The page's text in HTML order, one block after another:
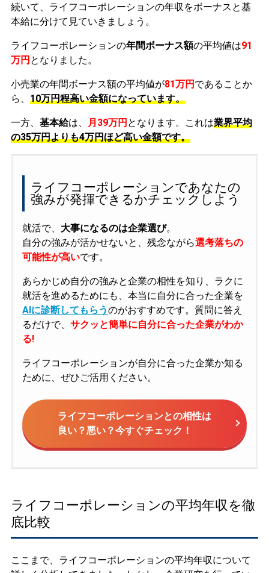
続いて、ライフコーポレーションの年収をボーナスと基
本給に分けて見ていきましょう。
ライフコーポレーションの年間ボーナス額の平均値は91
万円 となりました。
小売業の年間ボーナス額の平均値が81万円 であることか
ら、 10万円程高い金額になっています。
一方、 基本給は、 月39万円 となります。これは業界平均
の35万円よりも4万円ほど高い金額です。
ライフコーポレーションであなたの
強みが発揮できるかチェックしよう
就活で、 大事になるのは企業選び。
自分の強みが活かせないと、残念ながら選考落ちの
可能性が高いです。
あらかじめ自分の強みと企業の相性を知り、ラクに
就活を進めるためにも、本当に自分に合った企業を
AIに診断してもらうのがおすすめです。質問に答え
るだけで、 サクッと簡単に自分に合った企業がわか
る!
ライフコーポレーションが自分に合った企業か知る
ために、ぜひご活用ください。
ライフコーポレーションとの相性は
良い？悪い？今すぐチェック！
ライフコーポレーションの平均年収を徹
底比較
ここまで、ライフコーポレーションの平均年収について